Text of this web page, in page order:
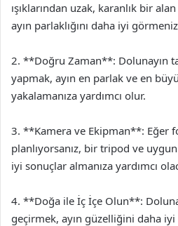
ışıklarından uzak, karanlık bir
ayın parlaklığını daha iyi
2. **Doğru Zaman**: Dolunayın
yapmak, ayın en parlak ve en
yakalamanıza yardımcı olur.
3. **Kamera ve Ekipman**: Eğer
planlıyorsanız, bir tripod ve
iyi sonuçlar almanıza yardımcı
4. **Doğa ile İç İçe Olun**:
geçirmek, ayın güzelliğini daha